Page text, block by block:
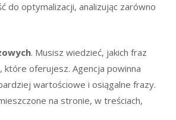
do optymalizacji, analizując zarówno
. Musisz wiedzieć, jakich fraz
które oferujesz. Agencja powinna
wartościowe i osiągalne frazy.
na stronie, w treściach,